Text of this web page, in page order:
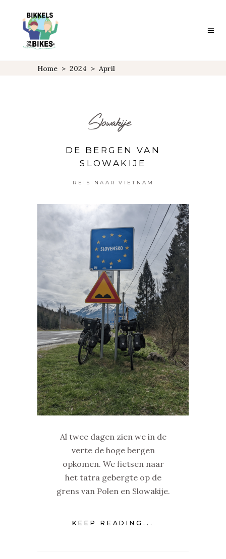
Home > 2024 > April
Slowakije
DE BERGEN VAN
SLOWAKIJE
REIS NAAR VIETNAM
Al twee dagen zien we in de
verte de hoge bergen
opkomen. We fietsen naar
het tatra gebergte op de
grens van Polen en Slowakije.
KEEP READING...